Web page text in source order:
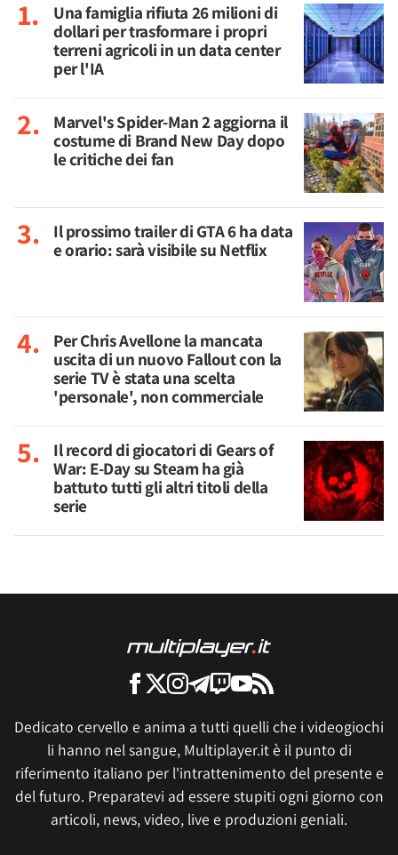
Una famiglia rifiuta 26 milioni di
dollari per trasformare i propri
terreni agricoli in un data center
per l'IA
Marvel's Spider-Man 2 aggiorna il
costume di Brand New Day dopo
le critiche dei fan
Il prossimo trailer di GTA 6 ha data
e orario: sarà visibile su Netflix
Per Chris Avellone la mancata
uscita di un nuovo Fallout con la
serie TV è stata una scelta
'personale', non commerciale
Il record di giocatori di Gears of
War: E-Day su Steam ha già
battuto tutti gli altri titoli della
serie
Dedicato cervello e anima a tutti quelli che i videogiochi
li hanno nel sangue, Multiplayer.it è il punto di
riferimento italiano per l'intrattenimento del presente e
del futuro. Preparatevi ad essere stupiti ogni giorno con
articoli, news, video, live e produzioni geniali.